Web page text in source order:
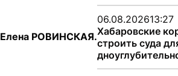
Елена РОВИНСКАЯ.
06.08.202613:27
Хабаровские
строить суда